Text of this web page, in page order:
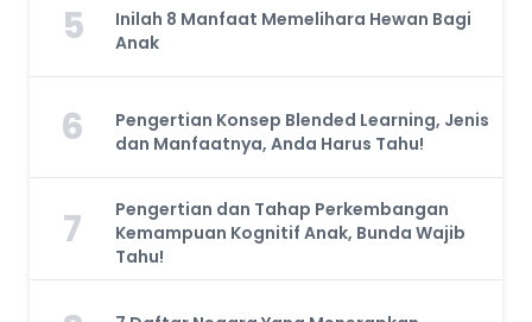
5
Inilah 8 Manfaat Memelihara Hewan Bagi
Anak
6
Pengertian Konsep Blended Learning, Jenis
dan Manfaatnya, Anda Harus Tahu!
7
Pengertian dan Tahap Perkembangan
Kemampuan Kognitif Anak, Bunda Wajib
Tahu!